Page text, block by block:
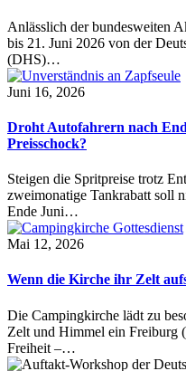
Anlässlich der bundesweiten
bis 21. Juni 2026 von der
(DHS)…
Juni 16, 2026
Droht Autofahrern nach
Preisschock?
Steigen die Spritpreise trotz
zweimonatige Tankrabatt soll
Ende Juni…
Mai 12, 2026
Wenn die Kirche ihr Zelt
Die Campingkirche lädt zu
Zelt und Himmel ein Freiburg
Freiheit –…